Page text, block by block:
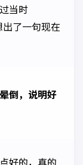
当时
了一句现在
倒，说明好
好的，真的